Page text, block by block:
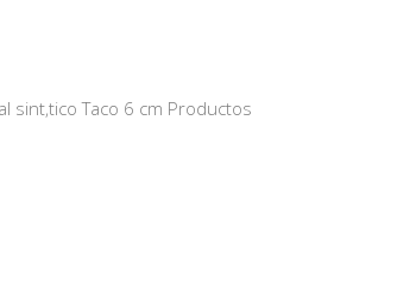
sint‚tico Taco 6 cm Productos